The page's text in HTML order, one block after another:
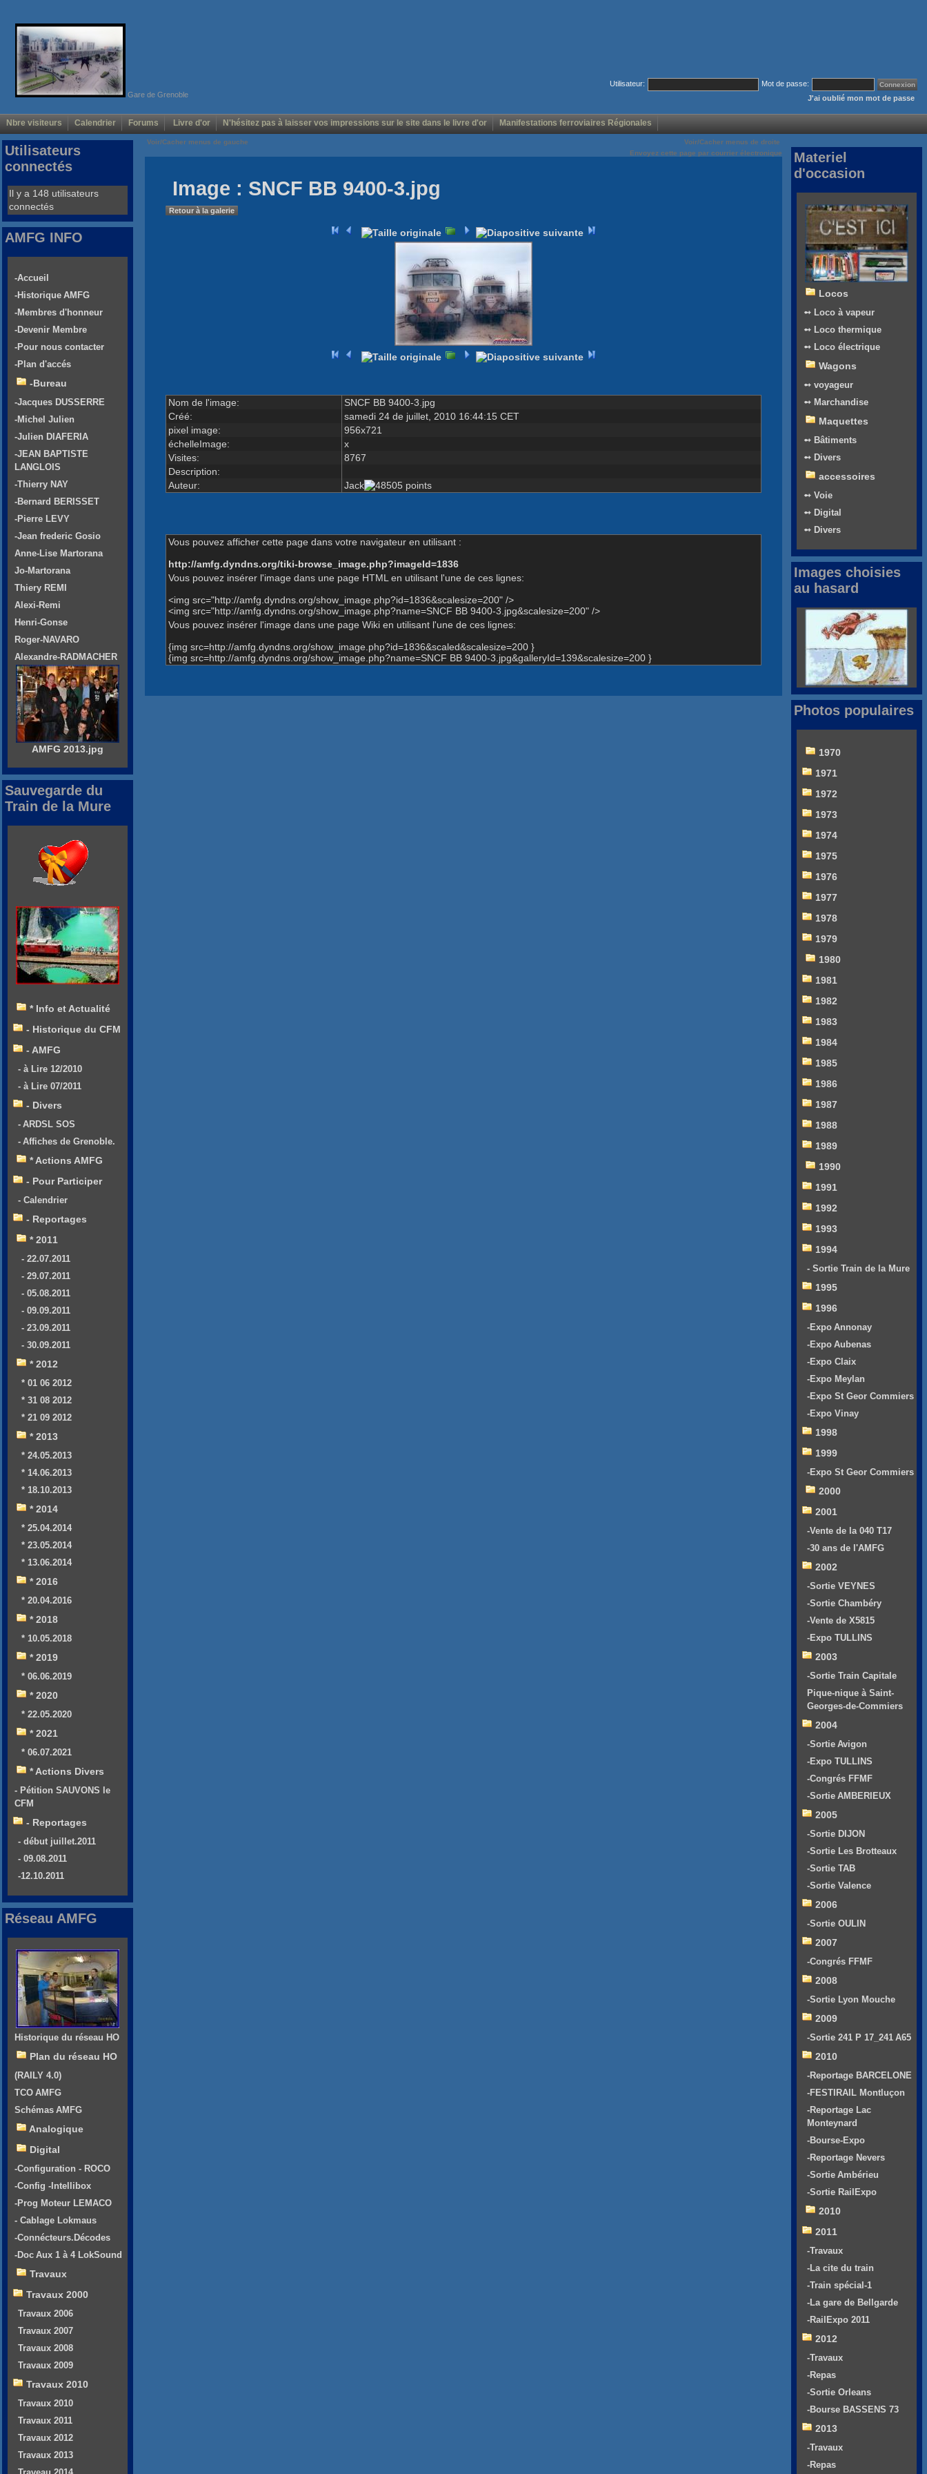
Gare de Grenoble
Utilisateur:
Mot de passe:
J'ai oublié mon mot de passe
Nbre visiteurs Calendrier Forums Livre d'or N'hésitez pas à laisser vos impressions sur le site dans le livre d'or Manifestations ferroviaires Régionales
Voir/Cacher menus de gauche
Voir/Cacher menus de droite
Envoyez cette page par courrier électronique
Image : SNCF BB 9400-3.jpg
Retour à la galerie
Nom de l'image:
SNCF BB 9400-3.jpg
Créé:
samedi 24 de juillet, 2010 16:44:15 CET
pixel image:
956x721
échelleImage:
x
Visites:
8767
Description:
Auteur:
Jack
Vous pouvez afficher cette page dans votre navigateur en utilisant :
http://amfg.dyndns.org/tiki-browse_image.php?imageId=1836
Vous pouvez insérer l'image dans une page HTML en utilisant l'une de ces lignes:
<img src="http://amfg.dyndns.org/show_image.php?id=1836&scalesize=200" />
<img src="http://amfg.dyndns.org/show_image.php?name=SNCF BB 9400-3.jpg&scalesize=200" />
Vous pouvez insérer l'image dans une page Wiki en utilisant l'une de ces lignes:
{img src=http://amfg.dyndns.org/show_image.php?id=1836&scaled&scalesize=200 }
{img src=http://amfg.dyndns.org/show_image.php?name=SNCF BB 9400-3.jpg&galleryId=139&scalesize=200 }
Utilisateurs
connectés
Il y a 148 utilisateurs
connectés
AMFG INFO
-Accueil
-Historique AMFG
-Membres d'honneur
-Devenir Membre
-Pour nous contacter
-Plan d'accés
-Bureau
-Jacques DUSSERRE
-Michel Julien
-Julien DIAFERIA
-JEAN BAPTISTE
LANGLOIS
-Thierry NAY
-Bernard BERISSET
-Pierre LEVY
-Jean frederic Gosio
Anne-Lise Martorana
Jo-Martorana
Thiery REMI
Alexi-Remi
Henri-Gonse
Roger-NAVARO
Alexandre-RADMACHER
AMFG 2013.jpg
Sauvegarde du
Train de la Mure
* Info et Actualité
- Historique du CFM
- AMFG
- à Lire 12/2010
- à Lire 07/2011
- Divers
- ARDSL SOS
- Affiches de Grenoble.
* Actions AMFG
- Pour Participer
- Calendrier
- Reportages
* 2011
- 22.07.2011
- 29.07.2011
- 05.08.2011
- 09.09.2011
- 23.09.2011
- 30.09.2011
* 2012
* 01 06 2012
* 31 08 2012
* 21 09 2012
* 2013
* 24.05.2013
* 14.06.2013
* 18.10.2013
* 2014
* 25.04.2014
* 23.05.2014
* 13.06.2014
* 2016
* 20.04.2016
* 2018
* 10.05.2018
* 2019
* 06.06.2019
* 2020
* 22.05.2020
* 2021
* 06.07.2021
* Actions Divers
- Pétition SAUVONS le
CFM
- Reportages
- début juillet.2011
- 09.08.2011
-12.10.2011
Réseau AMFG
Historique du réseau HO
Plan du réseau HO
(RAILY 4.0)
TCO AMFG
Schémas AMFG
Analogique
Digital
-Configuration - ROCO
-Config -Intellibox
-Prog Moteur LEMACO
- Cablage Lokmaus
-Connécteurs.Décodes
-Doc Aux 1 à 4 LokSound
Travaux
Travaux 2000
Travaux 2006
Travaux 2007
Travaux 2008
Travaux 2009
Travaux 2010
Travaux 2010
Travaux 2011
Travaux 2012
Travaux 2013
Materiel
d'occasion
Locos
➻ Loco à vapeur
➻ Loco thermique
➻ Loco électrique
Wagons
➻ voyageur
➻ Marchandise
Maquettes
➻ Bâtiments
➻ Divers
accessoires
➻ Voie
➻ Digital
➻ Divers
Images choisies
au hasard
Photos populaires
1970
1971
1972
1973
1974
1975
1976
1977
1978
1979
1980
1981
1982
1983
1984
1985
1986
1987
1988
1989
1990
1991
1992
1993
1994
- Sortie Train de la Mure
1995
1996
-Expo Annonay
-Expo Aubenas
-Expo Claix
-Expo Meylan
-Expo St Geor Commiers
-Expo Vinay
1998
1999
-Expo St Geor Commiers
2000
2001
-Vente de la 040 T17
-30 ans de l'AMFG
2002
-Sortie VEYNES
-Sortie Chambéry
-Vente de X5815
-Expo TULLINS
2003
-Sortie Train Capitale
Pique-nique à Saint-
Georges-de-Commiers
2004
-Sortie Avigon
-Expo TULLINS
-Congrés FFMF
-Sortie AMBERIEUX
2005
-Sortie DIJON
-Sortie Les Brotteaux
-Sortie TAB
-Sortie Valence
2006
-Sortie OULIN
2007
-Congrés FFMF
2008
-Sortie Lyon Mouche
2009
-Sortie 241 P 17_241 A65
2010
-Reportage BARCELONE
-FESTIRAIL Montluçon
-Reportage Lac
Monteynard
-Bourse-Expo
-Reportage Nevers
-Sortie Ambérieu
-Sortie RailExpo
2010
2011
-Travaux
-La cite du train
-Train spécial-1
-La gare de Bellgarde
-RailExpo 2011
2012
-Travaux
-Repas
-Sortie Orleans
-Bourse BASSENS 73
2013
-Travaux
-Repas